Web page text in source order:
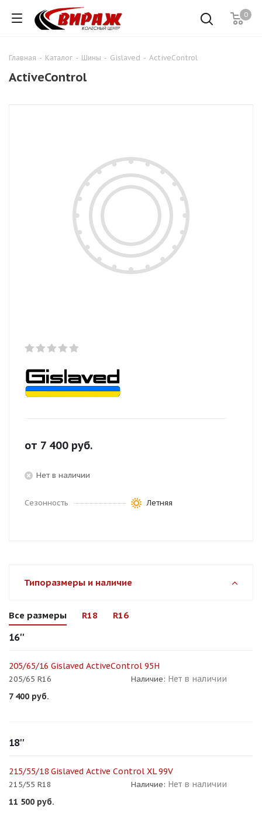
0
Главная - Каталог - Шины - Gislaved - ActiveControl
ActiveControl
от 7 400 руб.
Нет в наличии
Сезонность Летняя
Типоразмеры и наличие
Все размеры R18 R16
16''
205/65/16 Gislaved ActiveControl 95H
205/65 R16 Наличие: Нет в наличии
7 400 руб.
18''
215/55/18 Gislaved Active Control XL 99V
215/55 R18 Наличие: Нет в наличии
11 500 руб.